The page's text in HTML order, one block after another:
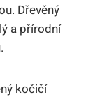
Dřevěný
a přírodní
kočičí